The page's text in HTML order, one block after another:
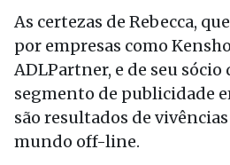
As certezas de Rebecca,
por empresas como
ADLPartner, e de seu
segmento de publicidade
são resultados de
mundo off-line.